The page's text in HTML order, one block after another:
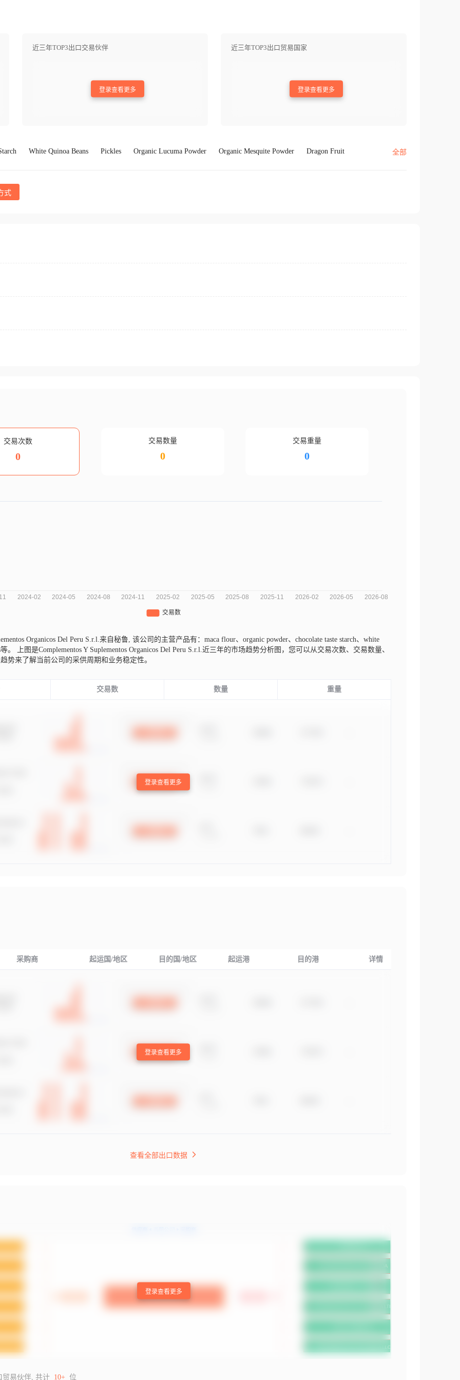
近三年TOP3出口交易伙伴
登录查看更多
近三年TOP3出口贸易国家
登录查看更多
White Quinoa Beans Pickles Organic Lucuma Powder Organic Mesquite Powder Dragon Fruit 全部
式
交易次数
0
交易数量
0
交易重量
0
Organicos Del Peru S.r.l.来自秘鲁, 该公司的主营产品有：maca flour、organic powder、chocolate taste starch、white
。
上图是Complementos Y Suplementos Organicos Del Peru S.r.l.近三年的市场趋势分析图，您可以从交易次数、交易数量、
势来了解当前公司的采供周期和业务稳定性。
交易数 数量 重量
登录查看更多
采购商 起运国/地区 目的国/地区 起运港 目的港 详情
登录查看更多
查看全部出口数据
登录查看更多
贸易伙伴, 共计 10+ 位